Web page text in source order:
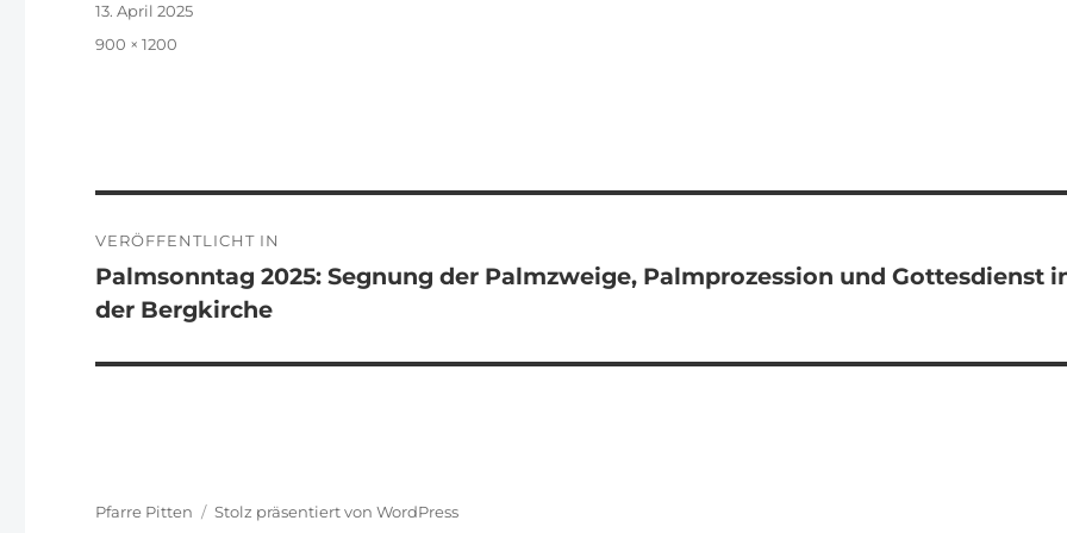
Veröffentlicht
13. April 2025
Originalgröße
900 × 1200
VERÖFFENTLICHT IN
Palmsonntag 2025: Segnung der Palmzweige, Palmprozession und Gottesdienst
der Bergkirche
Pfarre Pitten Stolz präsentiert von WordPress